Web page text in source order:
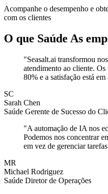
Acompanhe o desempenho e
com os clientes
O que Saúde As
"Seasalt.ai transformou
atendimento ao cliente. Os
80% e a satisfação está em
SC
Sarah Chen
Saúde Gerente de Sucesso do
"A automação de IA nos
Podemos nos concentrar
em vez de gerenciar
MR
Michael Rodriguez
Saúde Diretor de Operações